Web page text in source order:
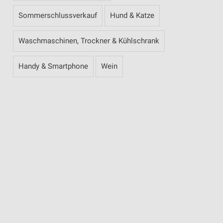
Sommerschlussverkauf Hund & Katze
Waschmaschinen, Trockner & Kühlschrank
Handy & Smartphone Wein